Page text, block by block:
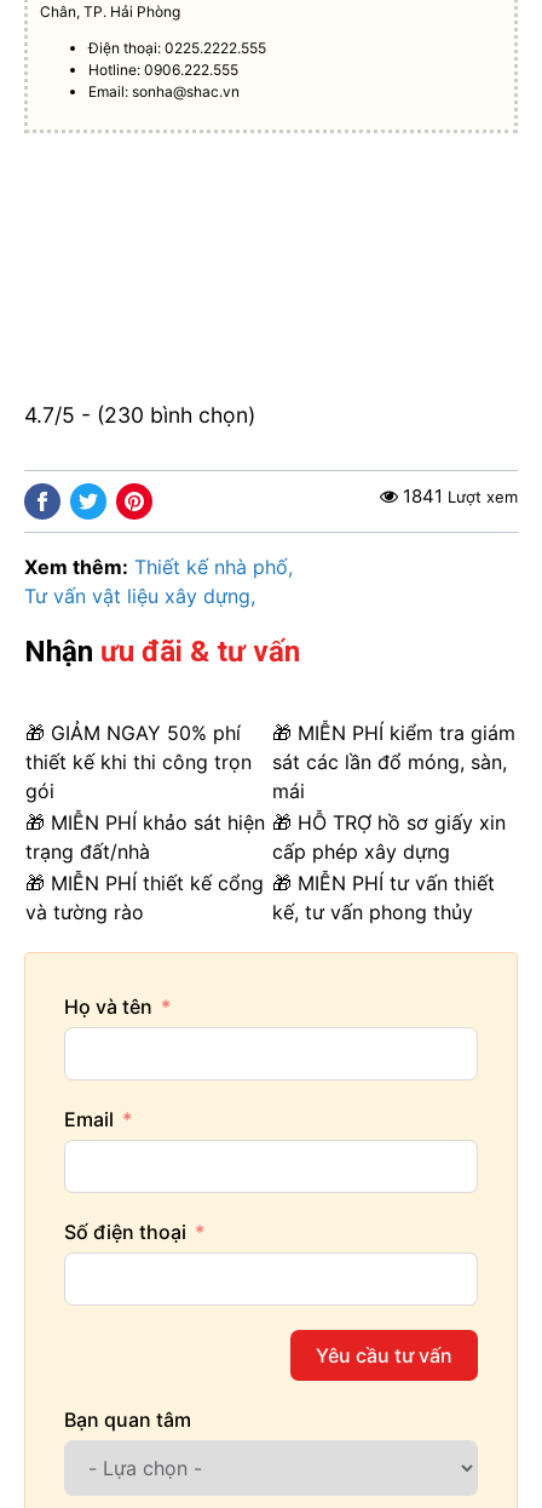
Chân, TP. Hải Phòng
Điện thoại: 0225.2222.555
Hotline: 0906.222.555
Email:sonha@shac.vn
4.7/5 - (230 bình chọn)
1841 Lượt xem
Xem thêm: Thiết kế nhà phố
Tư vấn vật liệu xây dựng
Nhận ưu đãi & tư vấn
🎁 GIẢM NGAY 50% phí
thiết kế khi thi công trọn
gói
🎁 MIỄN PHÍ kiểm tra giám
sát các lần đổ móng, sàn,
mái
🎁 MIỄN PHÍ khảo sát hiện
trạng đất/nhà
🎁 HỖ TRỢ hồ sơ giấy xin
cấp phép xây dựng
🎁 MIỄN PHÍ thiết kế cổng
và tường rào
🎁 MIỄN PHÍ tư vấn thiết
kế, tư vấn phong thủy
Họ và tên
Email
Số điện thoại
Yêu cầu tư vấn
Bạn quan tâm